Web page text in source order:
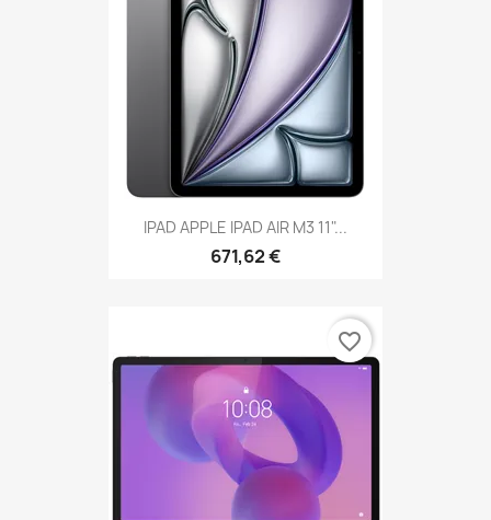
IPAD APPLE IPAD AIR M3 11"...
671,62 €
favorite_border